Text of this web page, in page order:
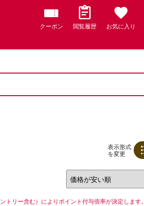
クーポン 閲覧履歴 お気に入り
表示形式
を変更
トリー含む）によりポイント付与倍率が決定します。